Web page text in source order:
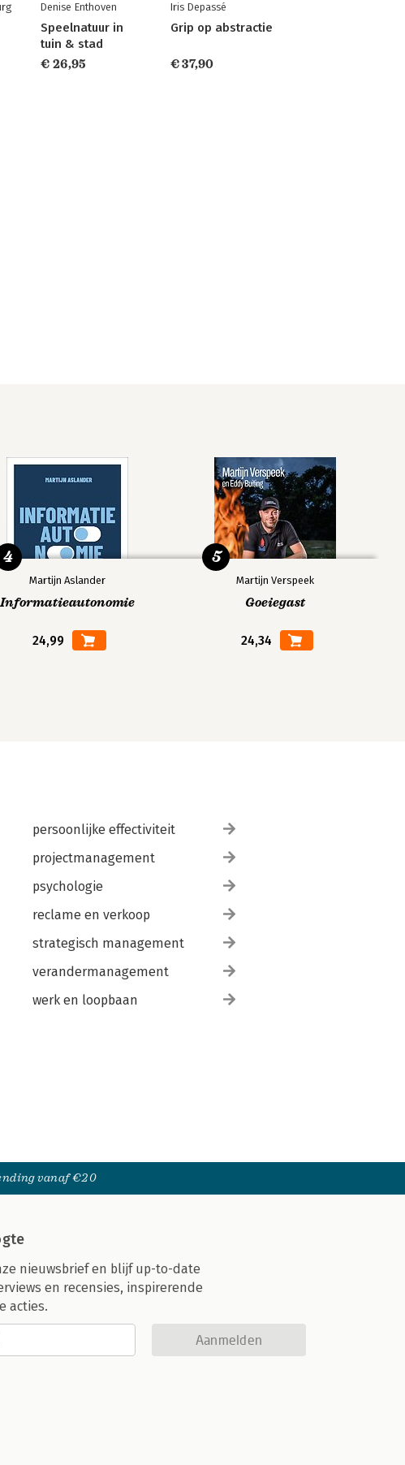
Denise Enthoven
Speelnatuur in
tuin & stad
€ 26,95
Iris Depassé
Grip op abstractie
€ 37,90
Martijn Aslander
Informatieautonomie
24,99
4
Martijn Verspeek
Goeiegast
24,34
5
persoonlijke effectiviteit
projectmanagement
psychologie
reclame en verkoop
strategisch management
verandermanagement
werk en loopbaan
vanaf €20
nieuwsbrief en blijf up-to-date
en recensies, inspirerende
acties.
Aanmelden